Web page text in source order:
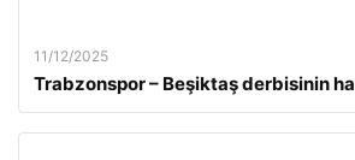
11/12/2025
Trabzonspor – Beşiktaş derbisinin